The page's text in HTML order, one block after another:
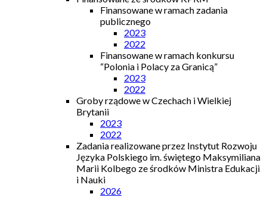
Finansowane w ramach zadania
publicznego
2023
2022
Finansowane w ramach konkursu
“Polonia i Polacy za Granicą”
2023
2022
Groby rządowe w Czechach i Wielkiej
Brytanii
2023
2022
Zadania realizowane przez Instytut Rozwoju
Języka Polskiego im. świętego Maksymiliana
Marii Kolbego ze środków Ministra Edukacji
i Nauki
2026